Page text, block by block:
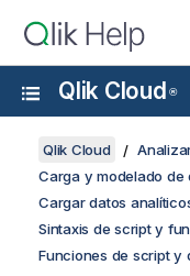
Qlik Cloud ®
Qlik Cloud
Carga y modelado de
Cargar datos
Sintaxis de script y
Funciones de script y